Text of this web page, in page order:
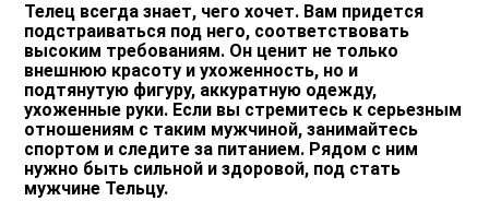
Телец всегда знает, чего хочет. Вам придется
подстраиваться под него, соответствовать
высоким требованиям. Он ценит не только
внешнюю красоту и ухоженность, но и
подтянутую фигуру, аккуратную одежду,
ухоженные руки. Если вы стремитесь к серьезным
отношениям с таким мужчиной, занимайтесь
спортом и следите за питанием. Рядом с ним
нужно быть сильной и здоровой, под стать
мужчине Тельцу.